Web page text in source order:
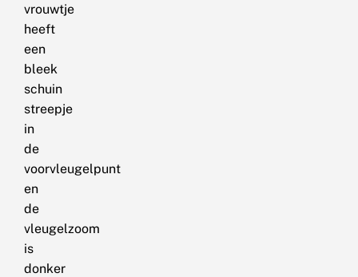
vrouwtje
heeft
een
bleek
schuin
streepje
in
de
voorvleugelpunt
en
de
vleugelzoom
is
donker